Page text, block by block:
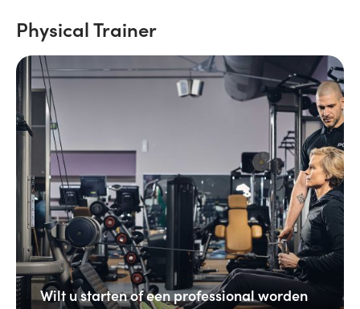
Physical Trainer
Wilt u starten of een professional worden